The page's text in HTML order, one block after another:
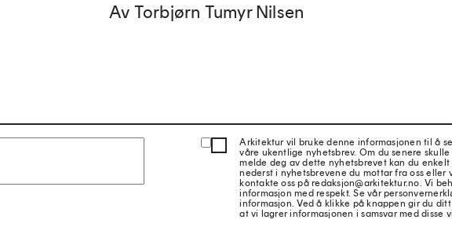
Av Torbjørn Tumyr Nilsen
Arkitektur vil bruke denne informasjonen til å
våre ukentlige nyhetsbrev. Om du senere skulle
melde deg av dette nyhetsbrevet kan du
nederst i nyhetsbrevene du mottar fra oss eller
kontakte oss på redaksjon@arkitektur.no. Vi
informasjon med respekt. Se vår
informasjon. Ved å klikke på knappen gir du ditt
at vi lagrer informasjonen i samsvar med disse